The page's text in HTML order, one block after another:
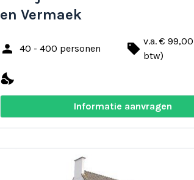
en Vermaek
person
40 - 400 personen local_offer v.a. €
btw)
nights_stay
Informatie aanvragen